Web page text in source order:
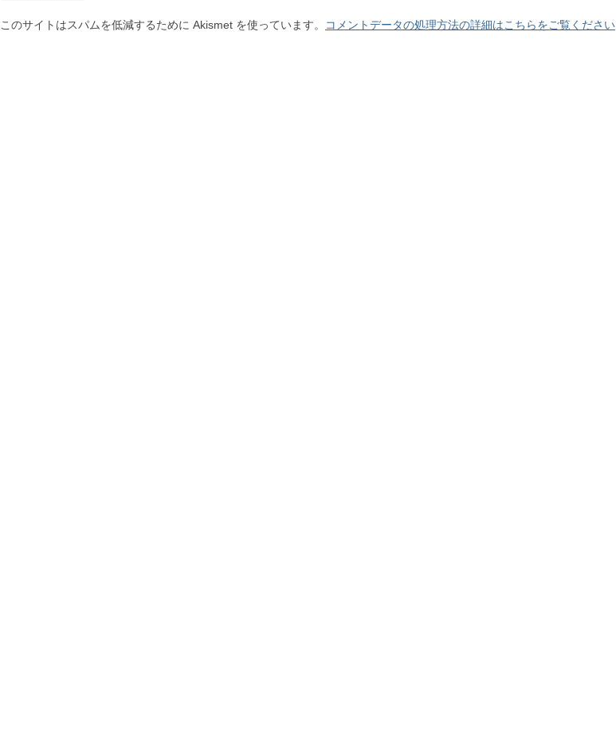
このサイトはスパムを低減するために Akismet を使っています。 コメントデータの処理方法の詳細はこちらをご覧ください